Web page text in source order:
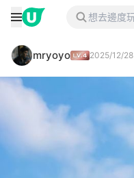
mryoyo 2025/12/28